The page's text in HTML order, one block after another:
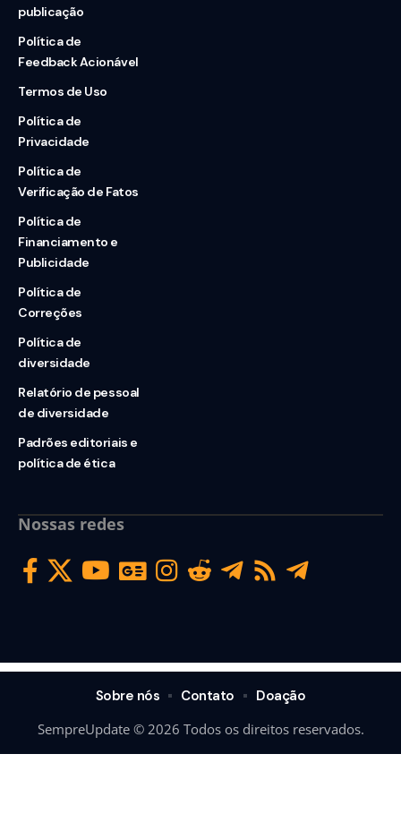
publicação
Política de
Feedback Acionável
Termos de Uso
Política de
Privacidade
Política de
Verificação de Fatos
Política de
Financiamento e
Publicidade
Política de
Correções
Política de
diversidade
Relatório de pessoal
de diversidade
Padrões editoriais e
política de ética
Nossas redes
SempreUpdate © 2026 Todos os direitos reservados.
Sobre nós Contato Doação